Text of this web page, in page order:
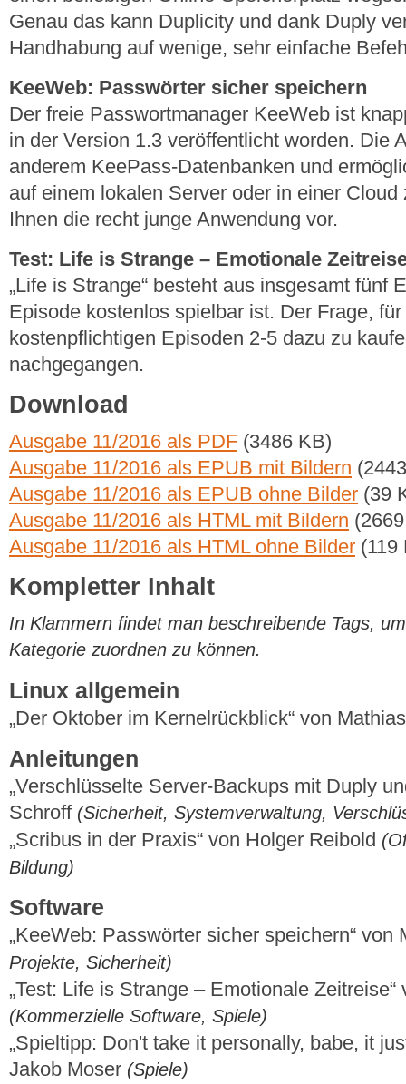
Genau das kann Duplicity und dank Duply
Handhabung auf wenige, sehr einfache
KeeWeb: Passwörter sicher speichern
Der freie Passwortmanager KeeWeb ist
in der Version 1.3 veröffentlicht worden. Die
anderem KeePass-Datenbanken und
auf einem lokalen Server oder in einer
Ihnen die recht junge Anwendung vor.
Test: Life is Strange – Emotionale
„Life is Strange“ besteht aus insgesamt fünf
Episode kostenlos spielbar ist. Der Frage,
kostenpflichtigen Episoden 2-5 dazu zu
nachgegangen.
Download
Ausgabe 11/2016 als PDF (3486 KB)
Ausgabe 11/2016 als EPUB mit Bildern
Ausgabe 11/2016 als EPUB ohne Bilder (39
Ausgabe 11/2016 als HTML mit Bildern
Ausgabe 11/2016 als HTML ohne Bilder (119
Kompletter Inhalt
In Klammern findet man beschreibende Tags,
Kategorie zuordnen zu können.
Linux allgemein
„Der Oktober im Kernelrückblick“ von
Anleitungen
„Verschlüsselte Server-Backups mit Duply
Schroff (Sicherheit, Systemverwaltung,
„Scribus in der Praxis“ von Holger Reibold
Bildung)
Software
„KeeWeb: Passwörter sicher speichern“ von
Projekte, Sicherheit)
„Test: Life is Strange – Emotionale
(Kommerzielle Software, Spiele)
„Spieltipp: Don't take it personally, babe, it
Jakob Moser (Spiele)